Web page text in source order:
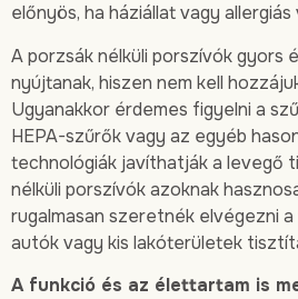
előnyös, ha háziállat vagy allergiás
A porzsák nélküli porszívók gyors
nyújtanak, hiszen nem kell
Ugyanakkor érdemes figyelni a
HEPA-szűrők vagy az egyéb
technológiák javíthatják a levegő
nélküli porszívók azoknak
rugalmasan szeretnék elvégezni
autók vagy kis lakóterületek
A funkció és az élettartam is